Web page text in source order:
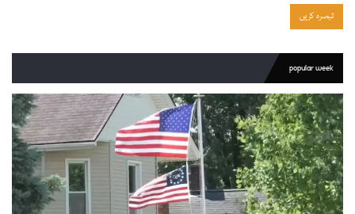
popular week